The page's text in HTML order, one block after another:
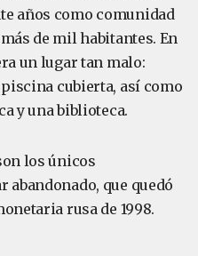
años como comunidad
de mil habitantes. En
un lugar tan malo:
cubierta, así como
y una biblioteca.
los únicos
abandonado, que quedó
rusa de 1998.